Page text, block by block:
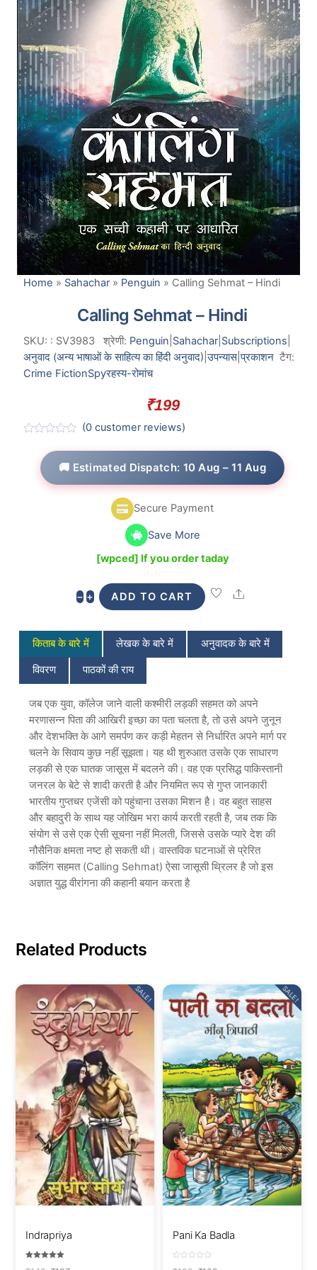
Home » Sahachar » Penguin » Calling Sehmat – Hindi
Calling Sehmat – Hindi
SKU: : SV3983 श्रेणी: Penguin Sahachar| Subscriptions
अनुवाद (अन्य भाषाओं के साहित्य का हिंदी अनुवाद) |उपन्यास|प्रकाशन टैग:
Crime FictionSpyरहस्य-रोमांच
₹199
(0 customer reviews)
🚚 Estimated Dispatch: 10 Aug – 11 Aug
Secure Payment
Save More
[wpced] If you order taday
− Calling
Sehmat
-
Hindi
quantity
+ ADD TO CART Share
किताब के बारे में लेखक के बारे में अनुवादक के बारे में
विवरण पाठकों की राय
जब एक युवा, कॉलेज जाने वाली कश्मीरी लड़की सहमत को अपने
मरणासन्न पिता की आखिरी इच्छा का पता चलता है, तो उसे अपने जुनून
और देशभक्ति के आगे समर्पण कर कड़ी मेहतन से निर्धारित अपने मार्ग पर
चलने के सिवाय कुछ नहीं सूझता। यह थी शुरुआत उसके एक साधारण
लड़की से एक घातक जासूस में बदलने की। वह एक प्रसिद्ध पाकिस्तानी
जनरल के बेटे से शादी करती है और नियमित रूप से गुप्त जानकारी
भारतीय गुप्तचर एजेंसी को पहुंचाना उसका मिशन है। वह बहुत साहस
और बहादुरी के साथ यह जोखिम भरा कार्य करती रहती है, जब तक कि
संयोग से उसे एक ऐसी सूचना नहीं मिलती, जिससे उसके प्यारे देश की
नौसैनिक क्षमता नष्ट हो सकती थी। वास्तविक घटनाओं से प्रेरित
कॉलिंग सहमत (Calling Sehmat) ऐसा जासूसी थ्रिलर है जो इस
अज्ञात युद्ध वीरांगना की कहानी बयान करता है
Related Products
SALE!
Indrapriya
SALE!
Pani Ka Badla